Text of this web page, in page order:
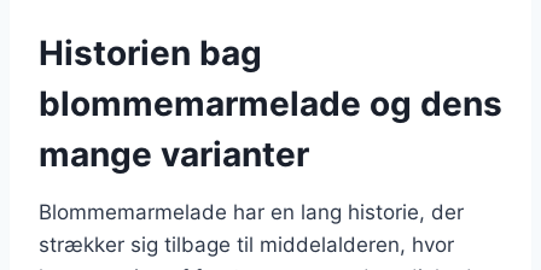
Historien bag
blommemarmelade og dens
mange varianter
Blommemarmelade har en lang historie, der
strækker sig tilbage til middelalderen, hvor